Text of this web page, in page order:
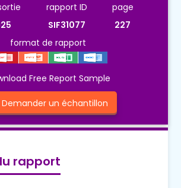
rapport ID
SIF31077
page
227
format de rapport
Free Report Sample
un échantillon
rapport